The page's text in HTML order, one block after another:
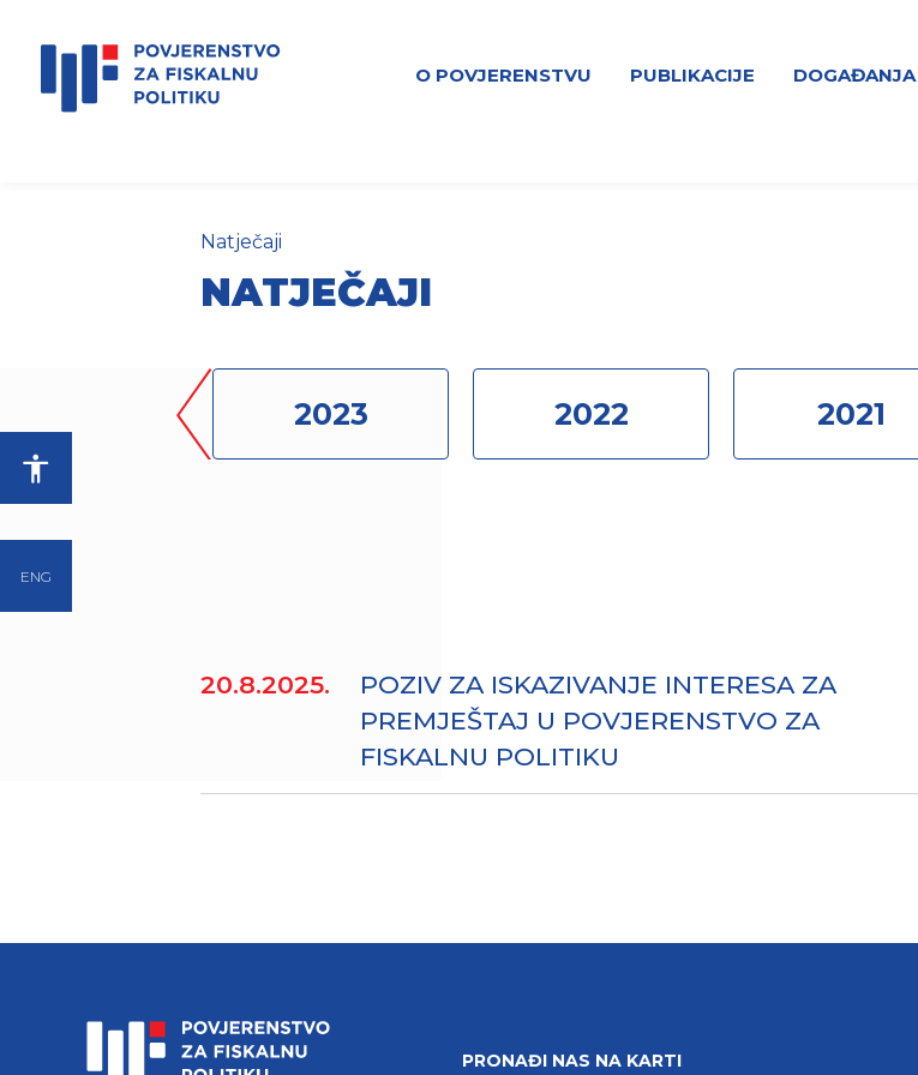
O POVJERENSTVU PUBLIKACIJE DOGAĐANJA
ENG
Natječaji
NATJEČAJI
2023 2022 2021
20.8.2025.
POZIV ZA ISKAZIVANJE INTERESA ZA
PREMJEŠTAJ U POVJERENSTVO ZA
FISKALNU POLITIKU
PRONAĐI NAS NA KARTI